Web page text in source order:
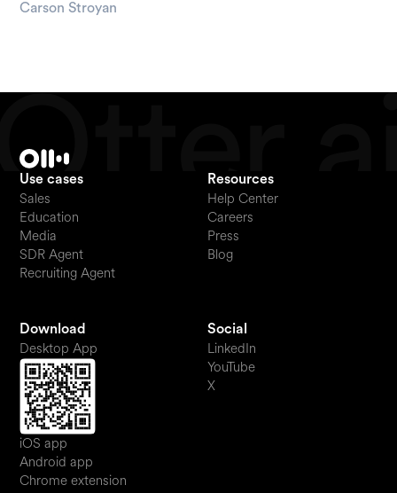
Carson Stroyan
Use cases
Sales
Education
Media
SDR Agent
Recruiting Agent
Resources
Help Center
Careers
Press
Blog
Download
Desktop App
iOS app
Android app
Chrome extension
Social
LinkedIn
YouTube
X